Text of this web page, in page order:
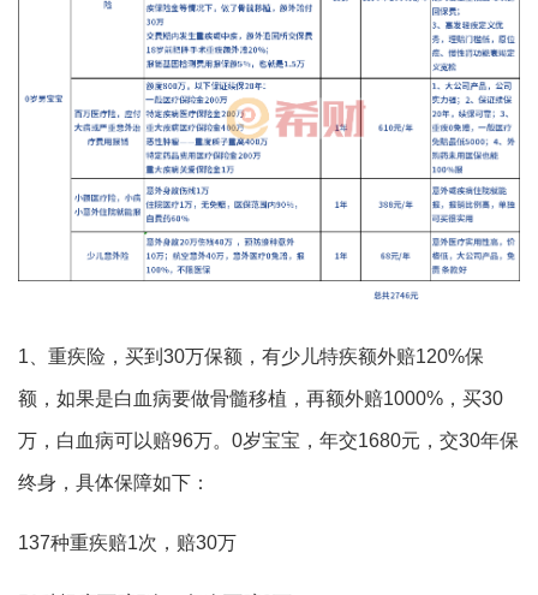
1、重疾险，买到30万保额，有少儿特疾额外赔120%保
额，如果是白血病要做骨髓移植，再额外赔1000%，买30
万，白血病可以赔96万。0岁宝宝，年交1680元，交30年保
终身，具体保障如下：
137种重疾赔1次，赔30万